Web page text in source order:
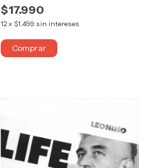
$17.990
12x $1.499 sin intereses